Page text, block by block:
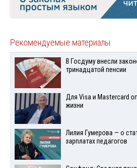
Рекомендуемые материалы
В Госдуму внесли
тринадцатой пенсии
Для Visа и Mastercard
жизни
Лилия Гумерова — о
зарплатах педагогов